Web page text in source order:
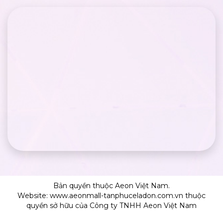
Bản quyền thuộc Aeon Việt Nam.
Website: www.aeonmall-tanphuceladon.com.vn thuộc
quyền sở hữu của Công ty TNHH Aeon Việt Nam